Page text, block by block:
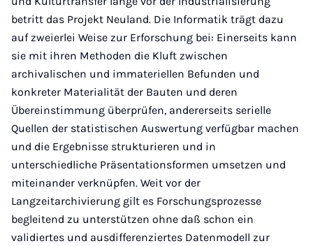
betritt das Projekt Neuland. Die Informatik trägt dazu
auf zweierlei Weise zur Erforschung bei: Einerseits kann
sie mit ihren Methoden die Kluft zwischen
archivalischen und immateriellen Befunden und
konkreter Materialität der Bauten und deren
Übereinstimmung überprüfen, andererseits serielle
Quellen der statistischen Auswertung verfügbar machen
und die Ergebnisse strukturieren und in
unterschiedliche Präsentationsformen umsetzen und
miteinander verknüpfen. Weit vor der
Langzeitarchivierung gilt es Forschungsprozesse
begleitend zu unterstützen ohne daß schon ein
validiertes und ausdifferenziertes Datenmodell zur